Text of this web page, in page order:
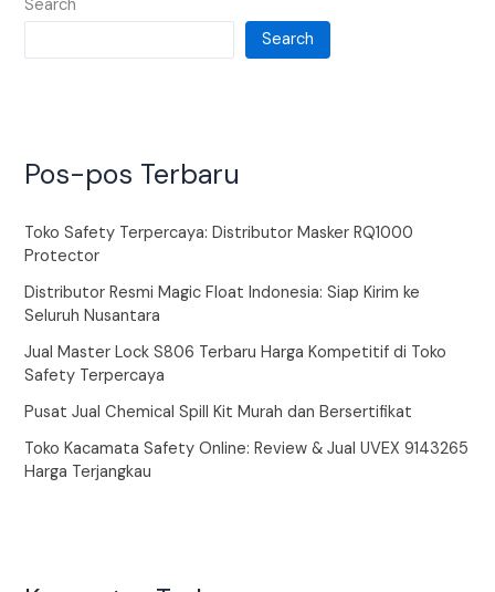
Search
Search
Pos-pos Terbaru
Toko Safety Terpercaya: Distributor Masker RQ1000
Protector
Distributor Resmi Magic Float Indonesia: Siap Kirim ke
Seluruh Nusantara
Jual Master Lock S806 Terbaru Harga Kompetitif di Toko
Safety Terpercaya
Pusat Jual Chemical Spill Kit Murah dan Bersertifikat
Toko Kacamata Safety Online: Review & Jual UVEX 9143265
Harga Terjangkau